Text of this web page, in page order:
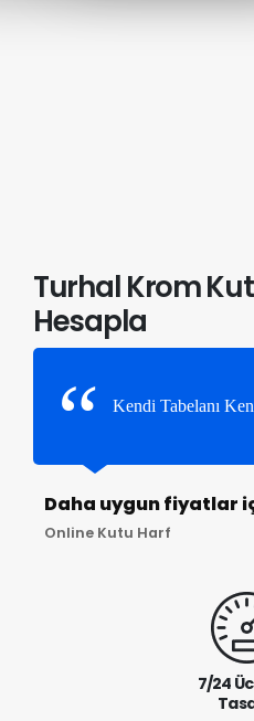
Turhal Krom
Hesapla
Kendi Tabelanı
Daha uygun fiyatlar
Online Kutu Harf
7/24